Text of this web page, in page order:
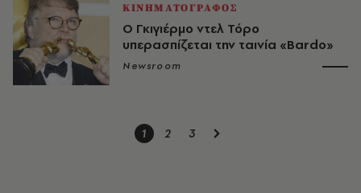
ΚΙΝΗΜΑΤΟΓΡΑΦΟΣ
Ο Γκιγιέρμο ντελ Τόρο
υπερασπίζεται την ταινία «Bardo»
Newsroom
1 2 3